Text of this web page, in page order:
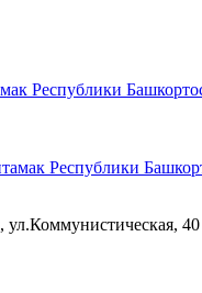
Республики
ул.Коммунистическая, 40